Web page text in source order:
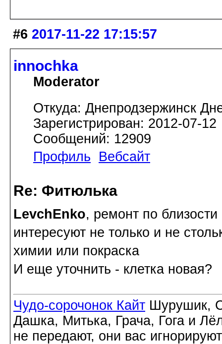
#6 2017-11-22 17:15:57
innochka
Moderator
Откуда: Днепродзержинск
Зарегистрирован: 2012-07-12
Сообщений: 12909
Профиль
Вебсайт
Re: Фитюлька
LevchEnko, ремонт по
интересуют не только и не
химии или покраска
И еще уточнить - клетка новая?
Чудо-сорочонок Кайт Шурушик,
Дашка, Митька, Грача, Гога и
не передают, они вас игнорируют